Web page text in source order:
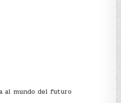
al mundo del futuro